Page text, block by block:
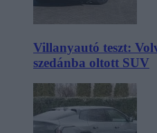
Villanyautó teszt:
szedánba oltott SUV